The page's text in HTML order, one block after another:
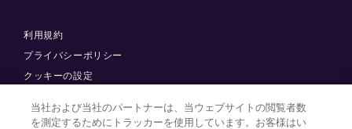
© 2025 Match Group.
利用規約
プライバシーポリシー
クッキーの設定
当社および当社のパートナーは、当ウェブサイトの閲覧者数
を測定するためにトラッカーを使用しています。お客様はい